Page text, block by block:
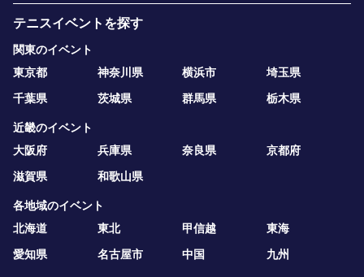
テニスイベントを探す
関東のイベント
東京都
神奈川県 横浜市
埼玉県
千葉県
茨城県 群馬県 栃木県
近畿のイベント
大阪府
兵庫県 奈良県
京都府
滋賀県
和歌山県
各地域のイベント
北海道
東北 甲信越
東海
愛知県
名古屋市 中国 九州